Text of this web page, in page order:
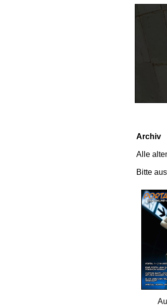
Archiv
Alle
Bitte